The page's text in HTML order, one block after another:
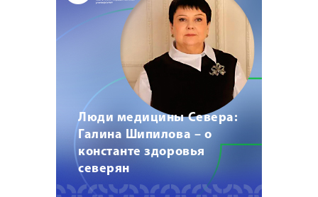
Люди медицины Севера:
Галина Шипилова – о
константе здоровья
северян